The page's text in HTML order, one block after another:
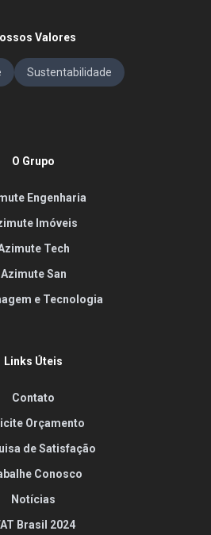
Valores
Sustentabilidade
O Grupo
Engenharia
Imóveis
Tech
Azimute San
e Tecnologia
Links Úteis
Contato
Orçamento
de Satisfação
Conosco
Notícias
Brasil 2024